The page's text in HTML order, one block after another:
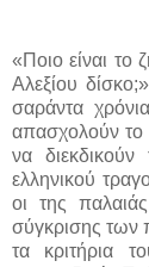
«Ποιο είναι το
Αλεξίου
σαράντα
απασχολούν το
να
ελληνικού
οι της
σύγκρισης των
τα κριτήρια